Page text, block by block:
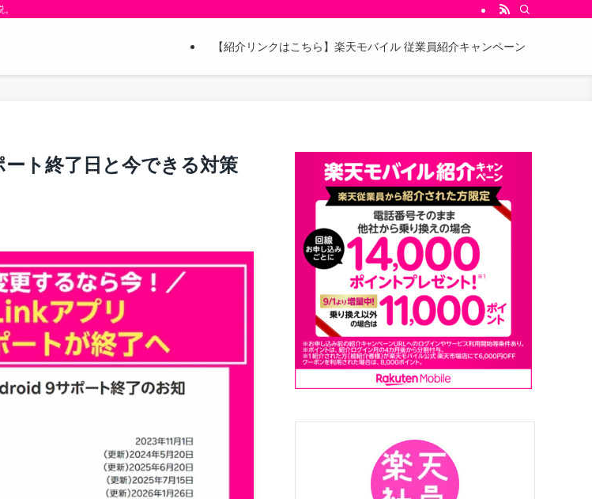
【紹介リンクはこちら】楽天モバイル 従業員紹介キャンペーン
ト終了日と今できる対策